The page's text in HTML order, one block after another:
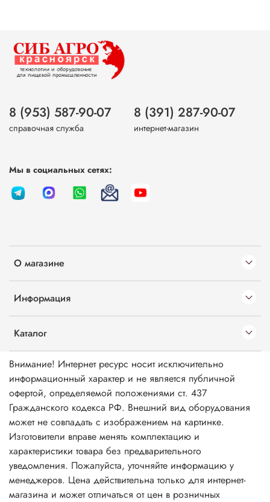
О магазине
Информация
Каталог
8 (953) 587-90-07
справочная служба
8 (391) 287-90-07
интернет-магазин
Мы в социальных сетях:
Внимание! Интернет ресурс носит исключительно
информационный характер и не является публичной
офертой, определяемой положениями ст. 437
Гражданского кодекса РФ. Внешний вид оборудования
может не совпадать с изображением на картинке.
Изготовители вправе менять комплектацию и
характеристики товара без предварительного
уведомления. Пожалуйста, уточняйте информацию у
менеджеров. Цена действительна только для интернет-
магазина и может отличаться от цен в розничных